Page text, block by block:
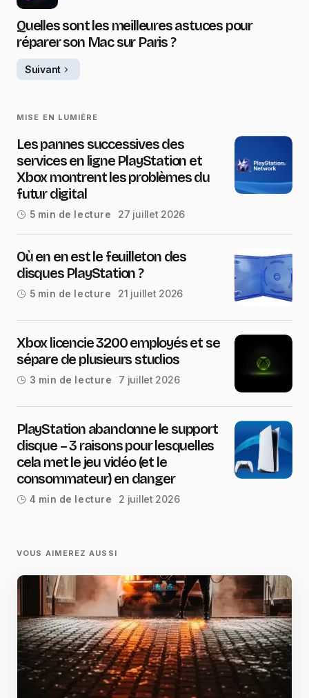
Quelles sont les meilleures astuces pour
réparer son Mac sur Paris ?
Suivant
MISE EN LUMIÈRE
Les pannes successives des
services en ligne PlayStation et
Xbox montrent les problèmes du
futur digital
5 min de lecture 27 juillet 2026
Où en en est le feuilleton des
disques PlayStation ?
5 min de lecture 21 juillet 2026
Xbox licencie 3200 employés et se
sépare de plusieurs studios
3 min de lecture 7 juillet 2026
PlayStation abandonne le support
disque – 3 raisons pour lesquelles
cela met le jeu vidéo (et le
consommateur) en danger
4 min de lecture 2 juillet 2026
VOUS AIMEREZ AUSSI